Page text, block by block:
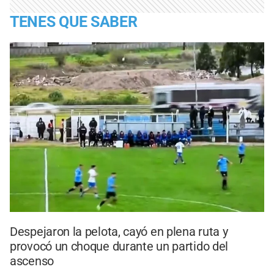
TENES QUE SABER
Despejaron la pelota, cayó en plena ruta y
provocó un choque durante un partido del
ascenso